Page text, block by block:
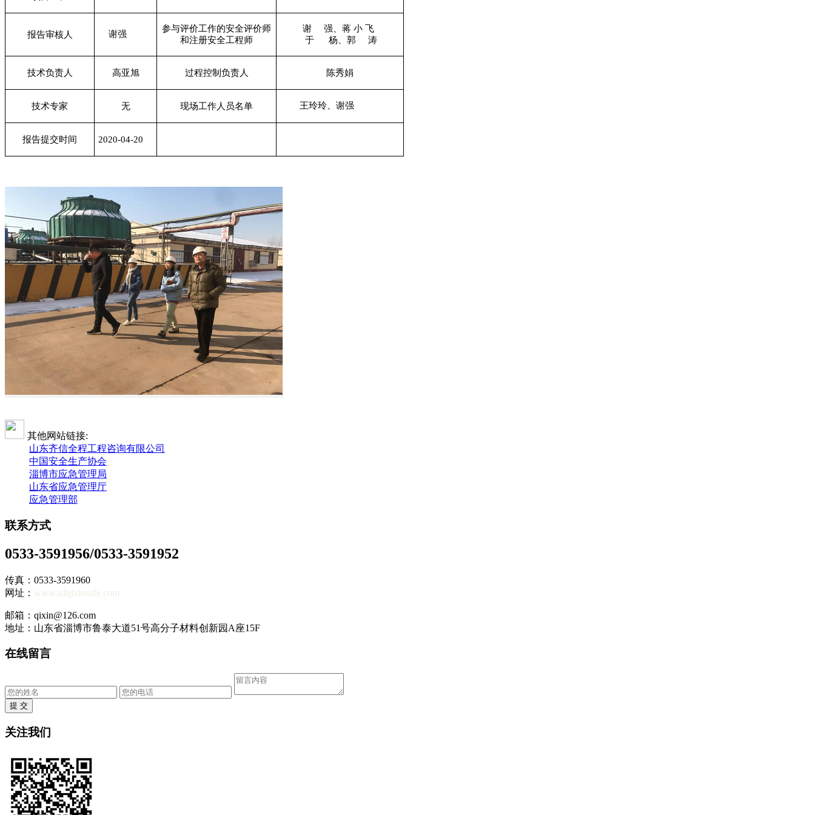
报告审核人 谢强
参与评价工作的安全评价师
和注册安全工程师
谢 强、蒋 小 飞
于
杨、郭 涛
技术负责人 高亚旭 过程控制负责人 陈秀娟
技术专家 无 现场工作人员名单 王玲玲、谢强
报告提交时间 2020-04-20
其他网站链接:
山东齐信全程工程咨询有限公司
中国安全生产协会
淄博市应急管理局
山东省应急管理厅
应急管理部
联系方式
0533-3591956/0533-3591952
传真：0533-3591960
网址： www.sdqixinsafe.com
邮箱：qixin@126.com
地址：山东省淄博市鲁泰大道51号高分子材料创新园A座15F
在线留言
提 交
关注我们